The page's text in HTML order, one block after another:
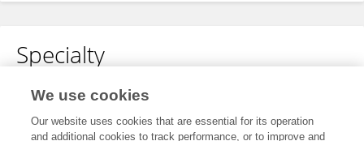
Specialty
No content to display.
We use cookies
Our website uses cookies that are essential for its operation
and additional cookies to track performance, or to improve and